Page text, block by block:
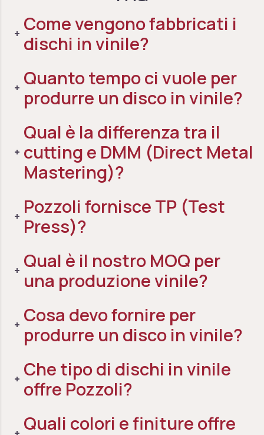
Come vengono fabbricati i
dischi in vinile?
Quanto tempo ci vuole per
produrre un disco in vinile?
Qual è la differenza tra il
cutting e DMM (Direct Metal
Mastering)?
Pozzoli fornisce TP (Test
Press)?
Qual è il nostro MOQ per
una produzione vinile?
Cosa devo fornire per
produrre un disco in vinile?
Che tipo di dischi in vinile
offre Pozzoli?
Quali colori e finiture offre